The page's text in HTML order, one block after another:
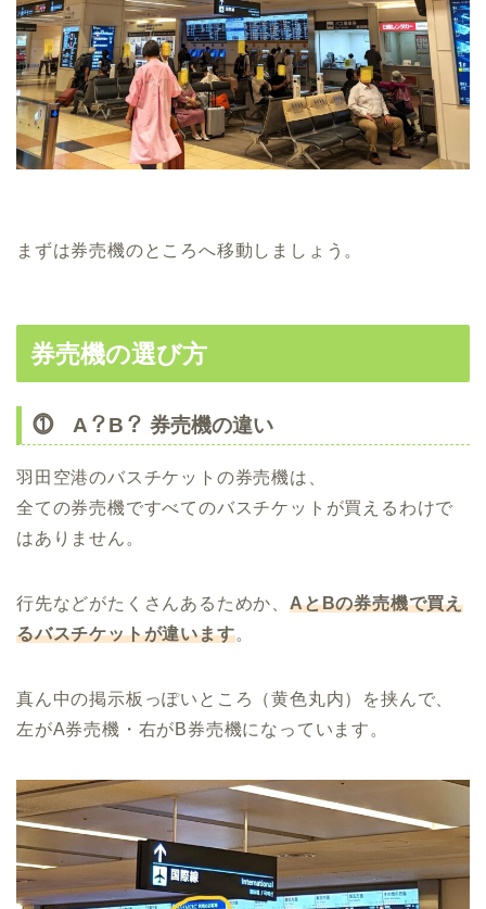
まずは券売機のところへ移動しましょう。
券売機の選び方
⓵ A？B？ 券売機の違い
羽田空港のバスチケットの券売機は、
全ての券売機ですべてのバスチケットが買えるわけで
はありません。
行先などがたくさんあるためか、 AとBの券売機で買え
るバスチケットが違います。
真ん中の掲示板っぽいところ（黄色丸内）を挟んで、
左がA券売機・右がB券売機になっています。